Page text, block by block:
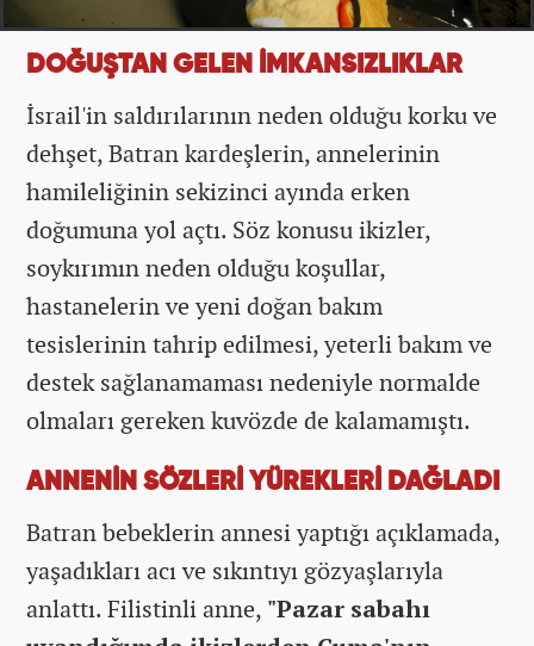
DOĞUŞTAN GELEN İMKANSIZLIKLAR
İsrail'in saldırılarının neden olduğu korku ve
dehşet, Batran kardeşlerin, annelerinin
hamileliğinin sekizinci ayında erken
doğumuna yol açtı. Söz konusu ikizler,
soykırımın neden olduğu koşullar,
hastanelerin ve yeni doğan bakım
tesislerinin tahrip edilmesi, yeterli bakım ve
destek sağlanamaması nedeniyle normalde
olmaları gereken kuvözde de kalamamıştı.
ANNENİN SÖZLERİ YÜREKLERİ DAĞLADI
Batran bebeklerin annesi yaptığı açıklamada,
yaşadıkları acı ve sıkıntıyı gözyaşlarıyla
anlattı. Filistinli anne, "Pazar sabahı